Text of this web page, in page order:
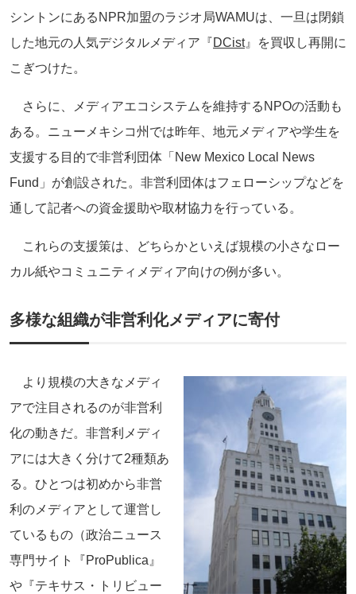
シントンにあるNPR加盟のラジオ局WAMUは、一旦は閉鎖
した地元の人気デジタルメディア『DCist』を買収し再開に
こぎつけた。
さらに、メディアエコシステムを維持するNPOの活動も
ある。ニューメキシコ州では昨年、地元メディアや学生を
支援する目的で非営利団体「New Mexico Local News
Fund」が創設された。非営利団体はフェローシップなどを
通して記者への資金援助や取材協力を行っている。
これらの支援策は、どちらかといえば規模の小さなロー
カル紙やコミュニティメディア向けの例が多い。
多様な組織が非営利化メディアに寄付
より規模の大きなメディ
アで注目されるのが非営利
化の動きだ。非営利メディ
アには大きく分けて2種類あ
る。ひとつは初めから非営
利のメディアとして運営し
ているもの（政治ニュース
専門サイト『ProPublica』
や『テキサス・トリビュー